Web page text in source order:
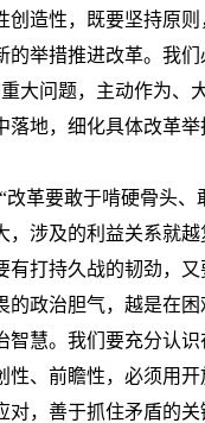
造性，既要坚持原
举措推进改革。我
大问题，主动作为、
地，细化具体改革
革要敢于啃硬骨头、
涉及的利益关系就
打持久战的韧劲，
政治胆气，越是在
慧。我们要充分认
、前瞻性，必须用
，善于抓住矛盾的